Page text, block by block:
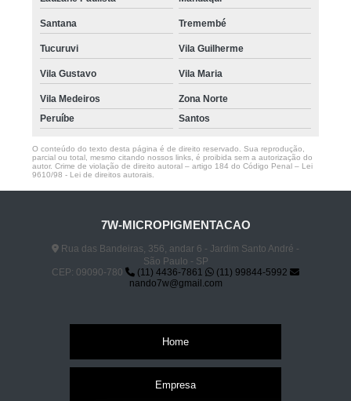
Santana Tremembé
Tucuruvi Vila Guilherme
Vila Gustavo Vila Maria
Vila Medeiros
Zona Norte
Peruíbe
Santos
O conteúdo do texto desta página é de direito reservado. Sua reprodução,
parcial ou total, mesmo citando nossos links, é proibida sem a autorização do
autor. Crime de violação de direito autoral – artigo 184 do Código Penal – Lei
9610/98 - Lei de direitos autorais
7W-MICROPIGMENTACAO
Rua das Bandeiras, 356, andar 6 - Jardim Santo André -
São Paulo - SP
CEP: 09090-780
(11) 4436-7861
(11) 99844-5992
nando7w@gmail.com
Home
Empresa